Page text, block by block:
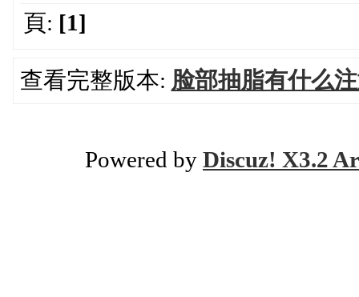
頁: [1]
查看完整版本: 脸部抽脂有什么
Powered by Discuz! X3.2